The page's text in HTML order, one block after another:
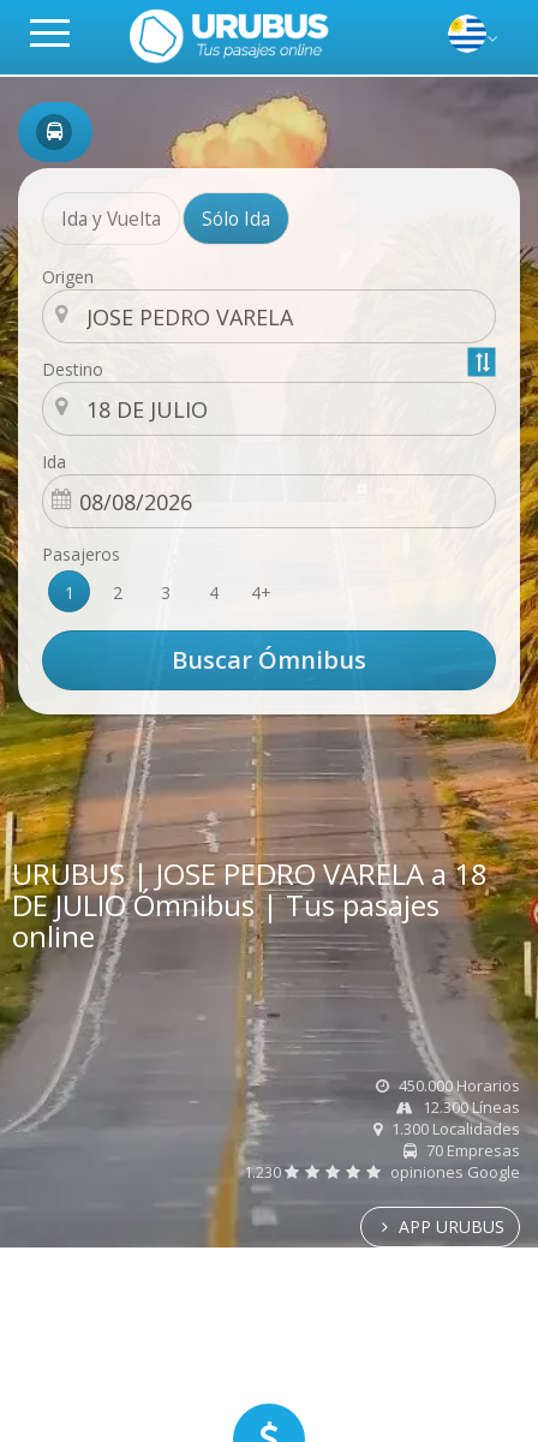
Ida y Vuelta Sólo Ida
Origen
Destino
Ida
Pasajeros
1
2 3 4 4+
URUBUS | JOSE PEDRO VARELA a 18
DE JULIO Ómnibus | Tus pasajes
online
450.000 Horarios
12.300 Líneas
1.300 Localidades
70 Empresas
1.230
opiniones Google
APP URUBUS